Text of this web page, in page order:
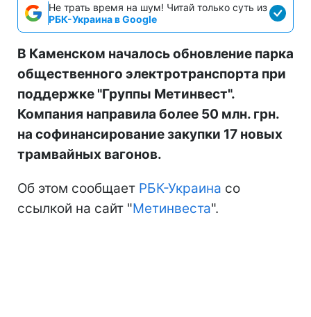
Не трать время на шум! Читай только суть из
РБК-Украина в Google
В Каменском началось обновление парка
общественного электротранспорта при
поддержке "Группы Метинвест".
Компания направила более 50 млн. грн.
на софинансирование закупки 17 новых
трамвайных вагонов.
Об этом сообщает РБК-Украина со
ссылкой на сайт "Метинвеста".